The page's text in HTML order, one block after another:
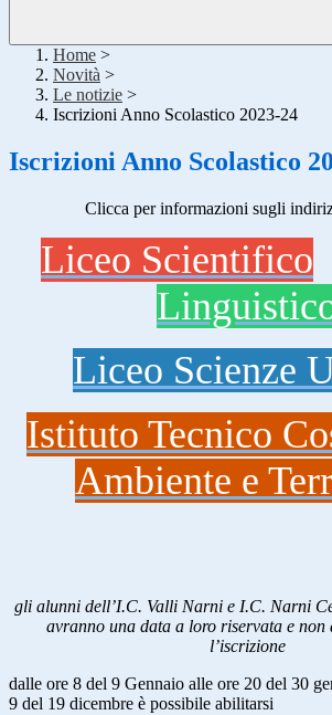
Home >
Novità >
Le notizie >
Iscrizioni Anno Scolastico 2023-24
Iscrizioni Anno Scolastico
Clicca per informazioni sugli
Liceo Scientifico
Liceo Scienze
Istituto Tecnico
Ambiente e
gli alunni dell’I.C. Valli Narni e I.C. Narni
avranno una data a loro riservata e non
l’iscrizione
dalle ore 8 del 9 Gennaio alle ore 20 del 30
9 del 19 dicembre è possibile abilitarsi